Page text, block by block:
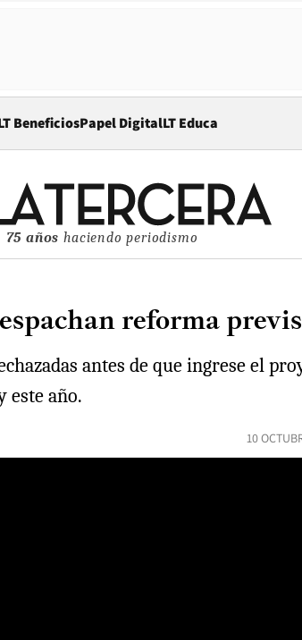
BeneficiosPapel DigitalOpens in new window
LT Educa
75 años haciendo periodismo
reforma
antes de que ingrese el
este año.
10